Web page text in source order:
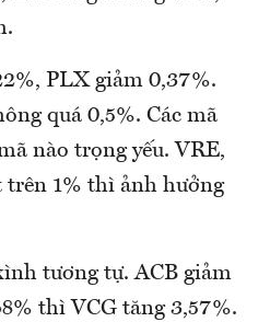
PLX giảm 0,37%.
quá 0,5%. Các mã
nào trọng yếu. VRE,
trên 1% thì ảnh hưởng
tương tự. ACB giảm
thì VCG tăng 3,57%.